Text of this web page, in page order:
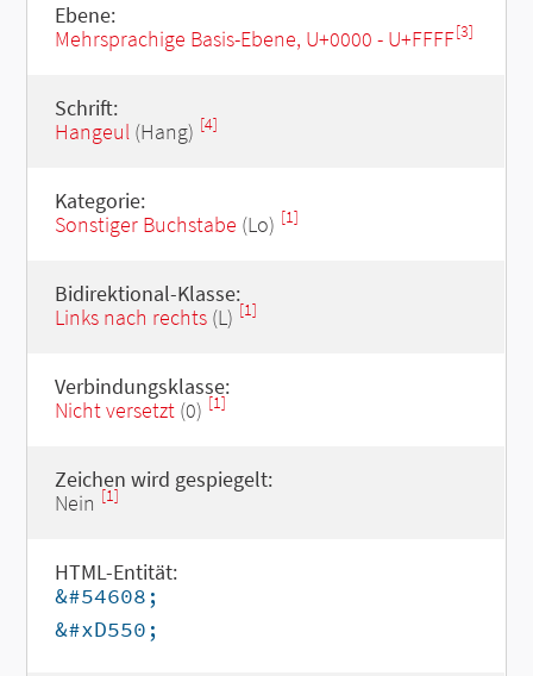
Ebene:
Mehrsprachige Basis-Ebene, U+0000 - U+FFFF[3]
Schrift:
Hangeul(Hang) [4]
Kategorie:
Sonstiger Buchstabe (Lo) [1]
Bidirektional-Klasse:
Links nach rechts(L) [1]
Verbindungsklasse:
Nicht versetzt(0) [1]
Zeichen wird gespiegelt:
Nein [1]
HTML-Entität:
&#54608;
&#xD550;